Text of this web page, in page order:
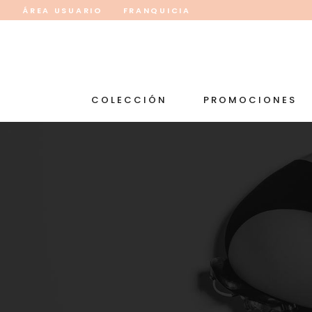
ÁREA USUARIO FRANQUICIA
COLECCIÓN PROMOCIONES